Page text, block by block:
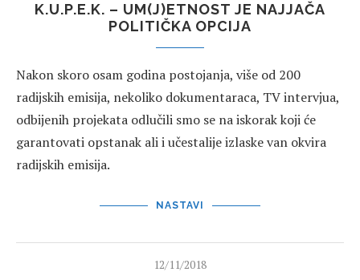
K.U.P.E.K. – UM(J)ETNOST JE NAJJAČA
POLITIČKA OPCIJA
Nakon skoro osam godina postojanja, više od 200
radijskih emisija, nekoliko dokumentaraca, TV intervjua,
odbijenih projekata odlučili smo se na iskorak koji će
garantovati opstanak ali i učestalije izlaske van okvira
radijskih emisija.
NASTAVI
12/11/2018